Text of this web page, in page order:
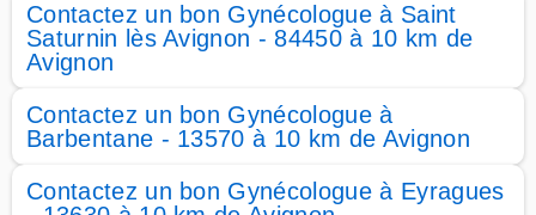
Contactez un bon Gynécologue à Saint
Saturnin lès Avignon - 84450 à 10 km de
Avignon
Contactez un bon Gynécologue à
Barbentane - 13570 à 10 km de Avignon
Contactez un bon Gynécologue à Eyragues